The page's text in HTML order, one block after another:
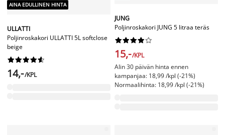
AINA EDULLINEN HINTA
ULLATTI
Poljinroskakori ULLATTI 5L softclose
beige






14,-/KPL
JUNG
Poljinroskakori JUNG 5 litraa teräs






15,-/KPL
Alin 30 päivän hinta ennen
kampanjaa: 18,99 /kpl (-21%)
Normaalihinta: 18,99 /kpl (-21%)